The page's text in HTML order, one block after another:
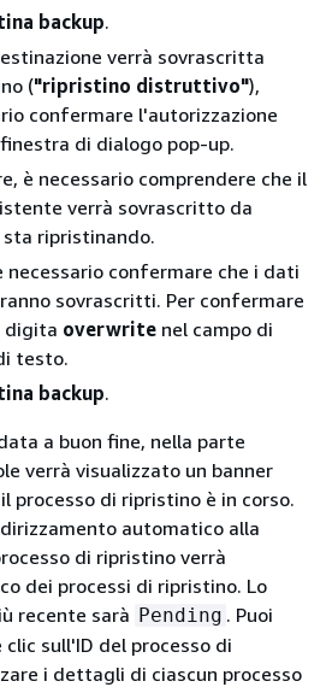
backup.
verrà sovrascritta
("ripristino distruttivo"),
confermare l'autorizzazione
di dialogo pop-up.
è necessario comprendere che il
verrà sovrascritto da
sta ripristinando.
necessario confermare che i dati
sovrascritti. Per confermare
digita overwrite nel campo di
testo.
backup.
a buon fine, nella parte
verrà visualizzato un banner
processo di ripristino è in corso.
automatico alla
di ripristino verrà
dei processi di ripristino. Lo
recente sarà Pending . Puoi
sull'ID del processo di
i dettagli di ciascun processo